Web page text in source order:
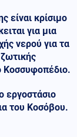
είναι κρίσιμο
για μια
νερού για τα
Κοσσυφοπέδιο.
εργοστάσιο
του Κοσόβου.